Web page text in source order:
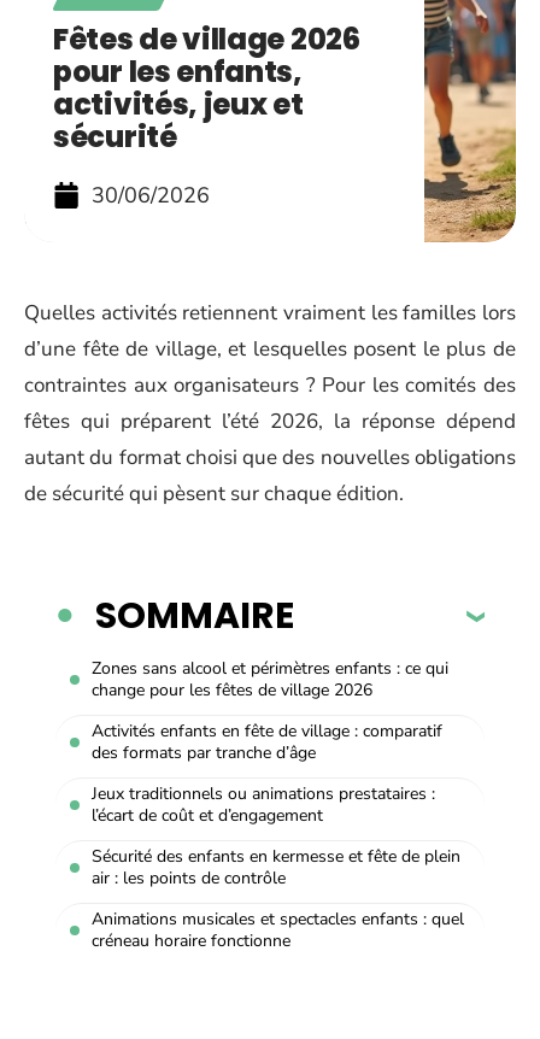
Fêtes de village 2026
pour les enfants,
activités, jeux et
sécurité
30/06/2026
Quelles activités retiennent vraiment les familles lors
d’une fête de village, et lesquelles posent le plus de
contraintes aux organisateurs ? Pour les comités des
fêtes qui préparent l’été 2026, la réponse dépend
autant du format choisi que des nouvelles obligations
de sécurité qui pèsent sur chaque édition.
SOMMAIRE
Zones sans alcool et périmètres enfants : ce qui
change pour les fêtes de village 2026
Activités enfants en fête de village : comparatif
des formats par tranche d’âge
Jeux traditionnels ou animations prestataires :
l’écart de coût et d’engagement
Sécurité des enfants en kermesse et fête de plein
air : les points de contrôle
Animations musicales et spectacles enfants : quel
créneau horaire fonctionne